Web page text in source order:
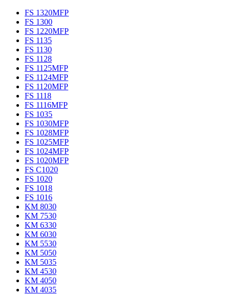
FS 1320MFP
FS 1300
FS 1220MFP
FS 1135
FS 1130
FS 1128
FS 1125MFP
FS 1124MFP
FS 1120MFP
FS 1118
FS 1116MFP
FS 1035
FS 1030MFP
FS 1028MFP
FS 1025MFP
FS 1024MFP
FS 1020MFP
FS C1020
FS 1020
FS 1018
FS 1016
KM 8030
KM 7530
KM 6330
KM 6030
KM 5530
KM 5050
KM 5035
KM 4530
KM 4050
KM 4035